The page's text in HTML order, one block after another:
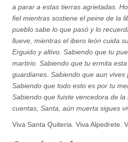
a parar a estas tierras agrietadas.
fiel mientras sostiene el peine de la
pueblo sabe lo que pasó y lo
llueve, mientras el ibero león cuida
Erguido y altivo. Sabiendo que tu
martirio. Sabiendo que tu ermita
guardianes. Sabiendo que aun vives
Sabiendo que todo esto es por tu
Sabiendo que fuiste vencedora de
cuentas, Santa, aún muerta sigues
Viva Santa Quiteria. Viva Alpedrete.